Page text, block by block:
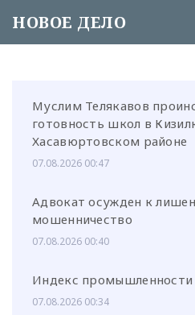
НОВОЕ ДЕЛО
Муслим Телякавов
готовность школ в
Хасавюртовском районе
07.08.2026 00:47
Адвокат осужден к
мошенничество
07.08.2026 00:40
Индекс промышленности
07.08.2026 00:34